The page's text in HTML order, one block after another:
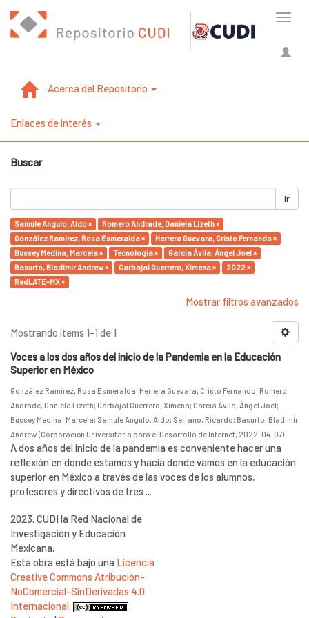
Acerca del Repositorio
Enlaces de interés
Buscar
Ir
Samule Angulo, Aldo ×
Romero Andrade, Daniela Lizeth ×
González Ramírez, Rosa Esmeralda ×
Herrera Guevara, Cristo Fernando ×
Bussey Medina, Marcela ×
Tecnología ×
García Ávila, Ángel Joel ×
Basurto, Bladimir Andrew ×
Carbajal Guerrero, Ximena ×
2022 ×
RedLATE-MX ×
Mostrar filtros avanzados
Mostrando ítems 1-1 de 1
Voces a los dos años del inicio de la Pandemia en la Educación
Superior en México
González Ramírez, Rosa Esmeralda; Herrera Guevara, Cristo Fernando; Romero
Andrade, Daniela Lizeth; Carbajal Guerrero, Ximena; García Ávila, Ángel Joel;
Bussey Medina, Marcela; Samule Angulo, Aldo; Serrano, Ricardo; Basurto, Bladimir
Andrew (Corporación Universitaria para el Desarrollo de Internet, 2022-04-07)
A dos años del inicio de la pandemia es conveniente hacer una
reflexión en donde estamos y hacia donde vamos en la educación
superior en México a través de las voces de los alumnos,
profesores y directivos de tres ...
2023. CUDI la Red Nacional de
Investigación y Educación
Mexicana.
Esta obra está bajo una Licencia
Creative Commons Atribución-
NoComercial-SinDerivadas 4.0
Internacional.